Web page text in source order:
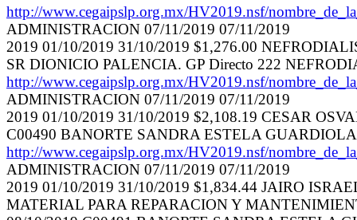
http://www.cegaipslp.org.mx/HV2019.nsf/
ADMINISTRACION 07/11/2019 07/11/2019
2019 01/10/2019 31/10/2019 $1,276.00
SR DIONICIO PALENCIA. GP Directo 222
http://www.cegaipslp.org.mx/HV2019.nsf/
ADMINISTRACION 07/11/2019 07/11/2019
2019 01/10/2019 31/10/2019 $2,108.19 CESAR
C00490 BANORTE SANDRA ESTELA
http://www.cegaipslp.org.mx/HV2019.nsf/
ADMINISTRACION 07/11/2019 07/11/2019
2019 01/10/2019 31/10/2019 $1,834.44 JAIRO
MATERIAL PARA REPARACION Y